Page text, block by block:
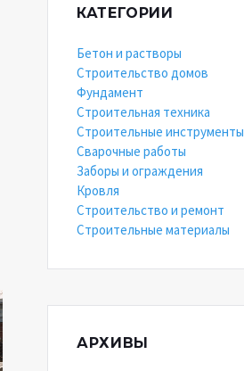
КАТЕГОРИИ
Бетон и растворы
Строительство домов
Фундамент
Строительная техника
Строительные инструменты
Сварочные работы
Заборы и ограждения
Кровля
Строительство и ремонт
Строительные материалы
АРХИВЫ